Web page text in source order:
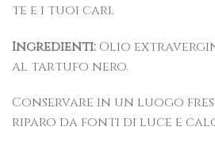
te e i tuoi cari.
Ingredienti: Olio
al tartufo nero.
Conservare in un luogo
riparo da fonti di luce e